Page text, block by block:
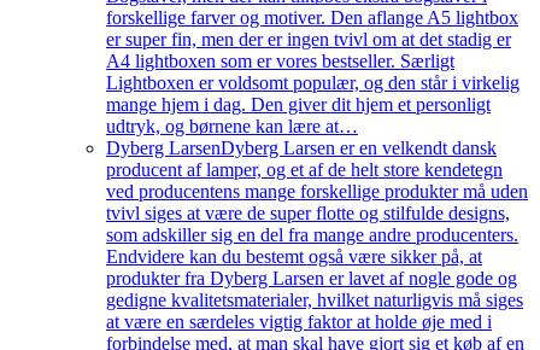
forskellige farver og motiver. Den aflange A5 lightbox
er super fin, men der er ingen tvivl om at det stadig er
A4 lightboxen som er vores bestseller. Særligt
Lightboxen er voldsomt populær, og den står i virkelig
mange hjem i dag. Den giver dit hjem et personligt
udtryk, og børnene kan lære at…
Dyberg LarsenDyberg Larsen er en velkendt dansk
producent af lamper, og et af de helt store kendetegn
ved producentens mange forskellige produkter må uden
tvivl siges at være de super flotte og stilfulde designs,
som adskiller sig en del fra mange andre producenters.
Endvidere kan du bestemt også være sikker på, at
produkter fra Dyberg Larsen er lavet af nogle gode og
gedigne kvalitetsmaterialer, hvilket naturligvis må siges
at være en særdeles vigtig faktor at holde øje med i
forbindelse med, at man skal have gjort sig et køb af en